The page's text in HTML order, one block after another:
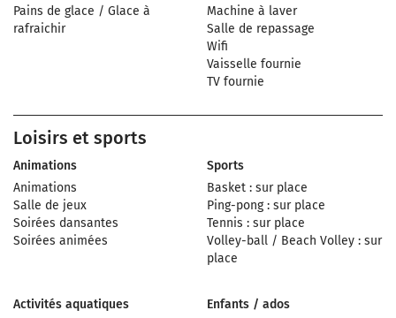
Pains de glace / Glace à
rafraichir
Machine à laver
Salle de repassage
Wifi
Vaisselle fournie
TV fournie
Loisirs et sports
Animations
Animations
Salle de jeux
Soirées dansantes
Soirées animées
Sports
Basket : sur place
Ping-pong : sur place
Tennis : sur place
Volley-ball / Beach Volley : sur
place
Activités aquatiques
Enfants / ados